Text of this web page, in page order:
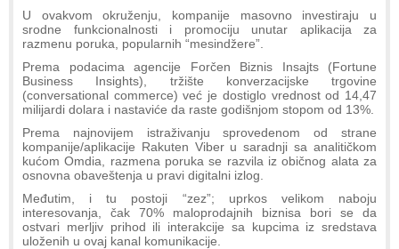
U ovakvom okruženju, kompanije masovno investiraju u
srodne funkcionalnosti i promociju unutar aplikacija za
razmenu poruka, popularnih “mesindžere”.
Prema podacima agencije Forčen Biznis Insajts (Fortune
Business Insights), tržište konverzacijske trgovine
(conversational commerce) već je dostiglo vrednost od 14,47
milijardi dolara i nastaviće da raste godišnjom stopom od 13%.
Prema najnovijem istraživanju sprovedenom od strane
kompanije/aplikacije Rakuten Viber u saradnji sa analitičkom
kućom Omdia, razmena poruka se razvila iz običnog alata za
osnovna obaveštenja u pravi digitalni izlog.
Međutim, i tu postoji “zez”; uprkos velikom naboju
interesovanja, čak 70% maloprodajnih biznisa bori se da
ostvari merljiv prihod ili interakcije sa kupcima iz sredstava
uloženih u ovaj kanal komunikacije.